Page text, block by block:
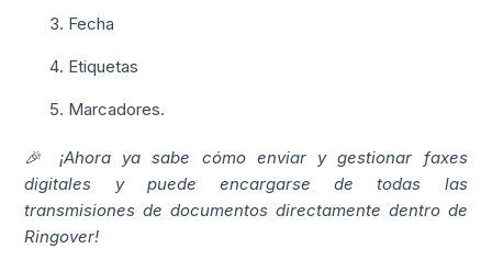
Fecha
Etiquetas
Marcadores.
🎉 ¡Ahora ya sabe cómo enviar y gestionar faxes
digitales y puede encargarse de todas las
transmisiones de documentos directamente dentro de
Ringover!